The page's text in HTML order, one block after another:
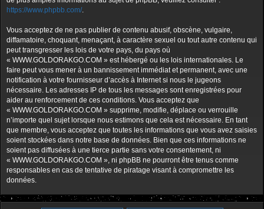
https://www.phpbb.com/.
Vous acceptez de ne pas publier de contenu abusif, obscène, vulgaire,
diffamatoire, choquant, menaçant, à caractère sexuel ou tout autre contenu qui
peut transgresser les lois de votre pays, du pays où
« WWW.GOLDORAKGO.COM » est hébergé ou les lois internationales. Le
faire peut vous mener à un bannissement immédiat et permanent, avec une
notification à votre fournisseur d’accès à Internet si nous le jugeons
nécessaire. Les adresses IP de tous les messages sont enregistrées pour
aider au renforcement de ces conditions. Vous acceptez que
« WWW.GOLDORAKGO.COM » supprime, modifie, déplace ou verrouille
n’importe quel sujet lorsque nous estimons que cela est nécessaire. En tant
que membre, vous acceptez que toutes les informations que vous avez saisies
soient stockées dans notre base de données. Bien que ces informations ne
soient pas diffusées à une tierce partie sans votre consentement, ni
« WWW.GOLDORAKGO.COM », ni phpBB ne pourront être tenus comme
responsables en cas de tentative de piratage visant à compromettre les
données.